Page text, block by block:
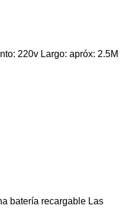
220v Largo: apróx: 2.5M
batería recargable Las